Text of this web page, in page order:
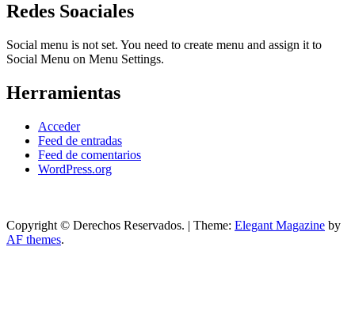
Redes Soaciales
Social menu is not set. You need to create menu and assign it to
Social Menu on Menu Settings.
Herramientas
Acceder
Feed de entradas
Feed de comentarios
WordPress.org
Copyright © Derechos Reservados. | Theme: Elegant Magazine by
AF themes.